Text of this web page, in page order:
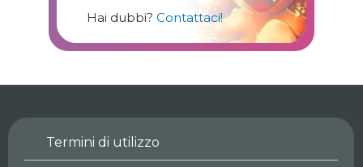
Hai dubbi? Contattaci!
Termini di utilizzo